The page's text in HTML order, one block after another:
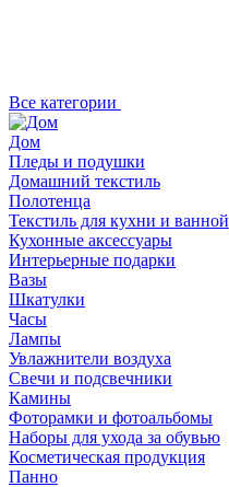
Все категории
Дом
Пледы и подушки
Домашний текстиль
Полотенца
Текстиль для кухни и ванной
Кухонные аксессуары
Интерьерные подарки
Вазы
Шкатулки
Часы
Лампы
Увлажнители воздуха
Свечи и подсвечники
Камины
Фоторамки и фотоальбомы
Наборы для ухода за обувью
Косметическая продукция
Панно